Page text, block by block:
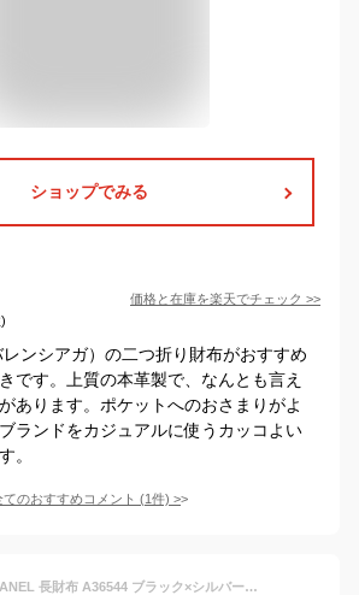
ショップでみる
価格と在庫を楽天でチェック >>
ンシアガ）の二つ折り財布がおすすめ
です。上質の本革製で、なんとも言え
あります。ポケットへのおさまりがよ
ランドをカジュアルに使うカッコよい
。
てのおすすめコメント (1件) >
(シャネル) CHANEL 長財布 A36544 ブラック×シルバー 二つ折り カメリア ココマーク エンボス レザー [並行輸入品]